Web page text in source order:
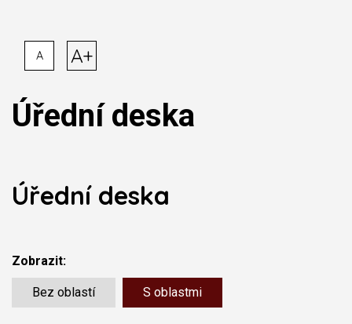
A A+
Úřední deska
Úřední deska
Zobrazit:
Bez oblastí S oblastmi